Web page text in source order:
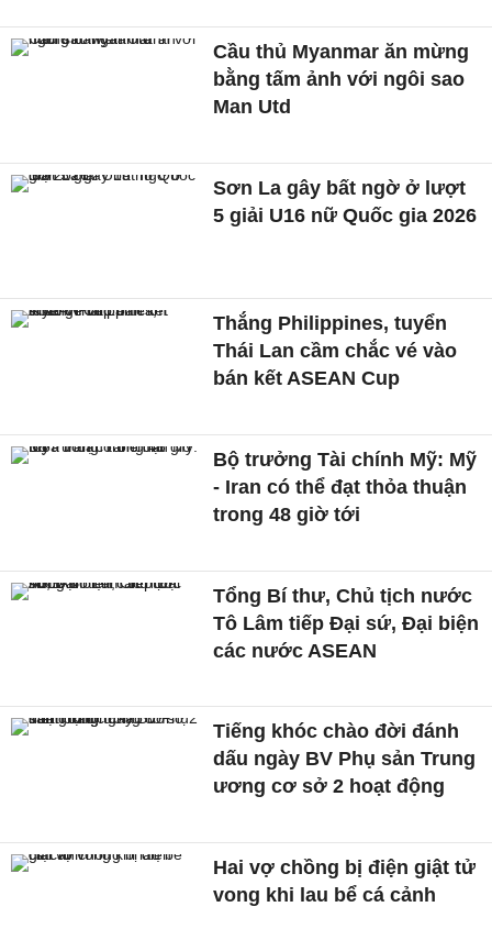
Cầu thủ Myanmar ăn mừng
bằng tấm ảnh với ngôi sao
Man Utd
Sơn La gây bất ngờ ở lượt
5 giải U16 nữ Quốc gia 2026
Thắng Philippines, tuyển
Thái Lan cầm chắc vé vào
bán kết ASEAN Cup
Bộ trưởng Tài chính Mỹ: Mỹ
- Iran có thể đạt thỏa thuận
trong 48 giờ tới
Tổng Bí thư, Chủ tịch nước
Tô Lâm tiếp Đại sứ, Đại biện
các nước ASEAN
Tiếng khóc chào đời đánh
dấu ngày BV Phụ sản Trung
ương cơ sở 2 hoạt động
Hai vợ chồng bị điện giật tử
vong khi lau bể cá cảnh